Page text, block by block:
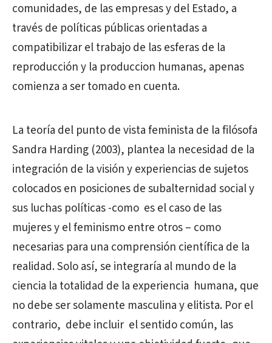
comunidades, de las empresas y del Estado, a
través de políticas públicas orientadas a
compatibilizar el trabajo de las esferas de la
reproducción y la produccion humanas, apenas
comienza a ser tomado en cuenta.
La teoría del punto de vista feminista de la filósofa
Sandra Harding (2003), plantea la necesidad de la
integración de la visión y experiencias de sujetos
colocados en posiciones de subalternidad social y
sus luchas políticas -como es el caso de las
mujeres y el feminismo entre otros – como
necesarias para una comprensión científica de la
realidad. Solo así, se integraría al mundo de la
ciencia la totalidad de la experiencia humana, que
no debe ser solamente masculina y elitista. Por el
contrario, debe incluir el sentido común, las